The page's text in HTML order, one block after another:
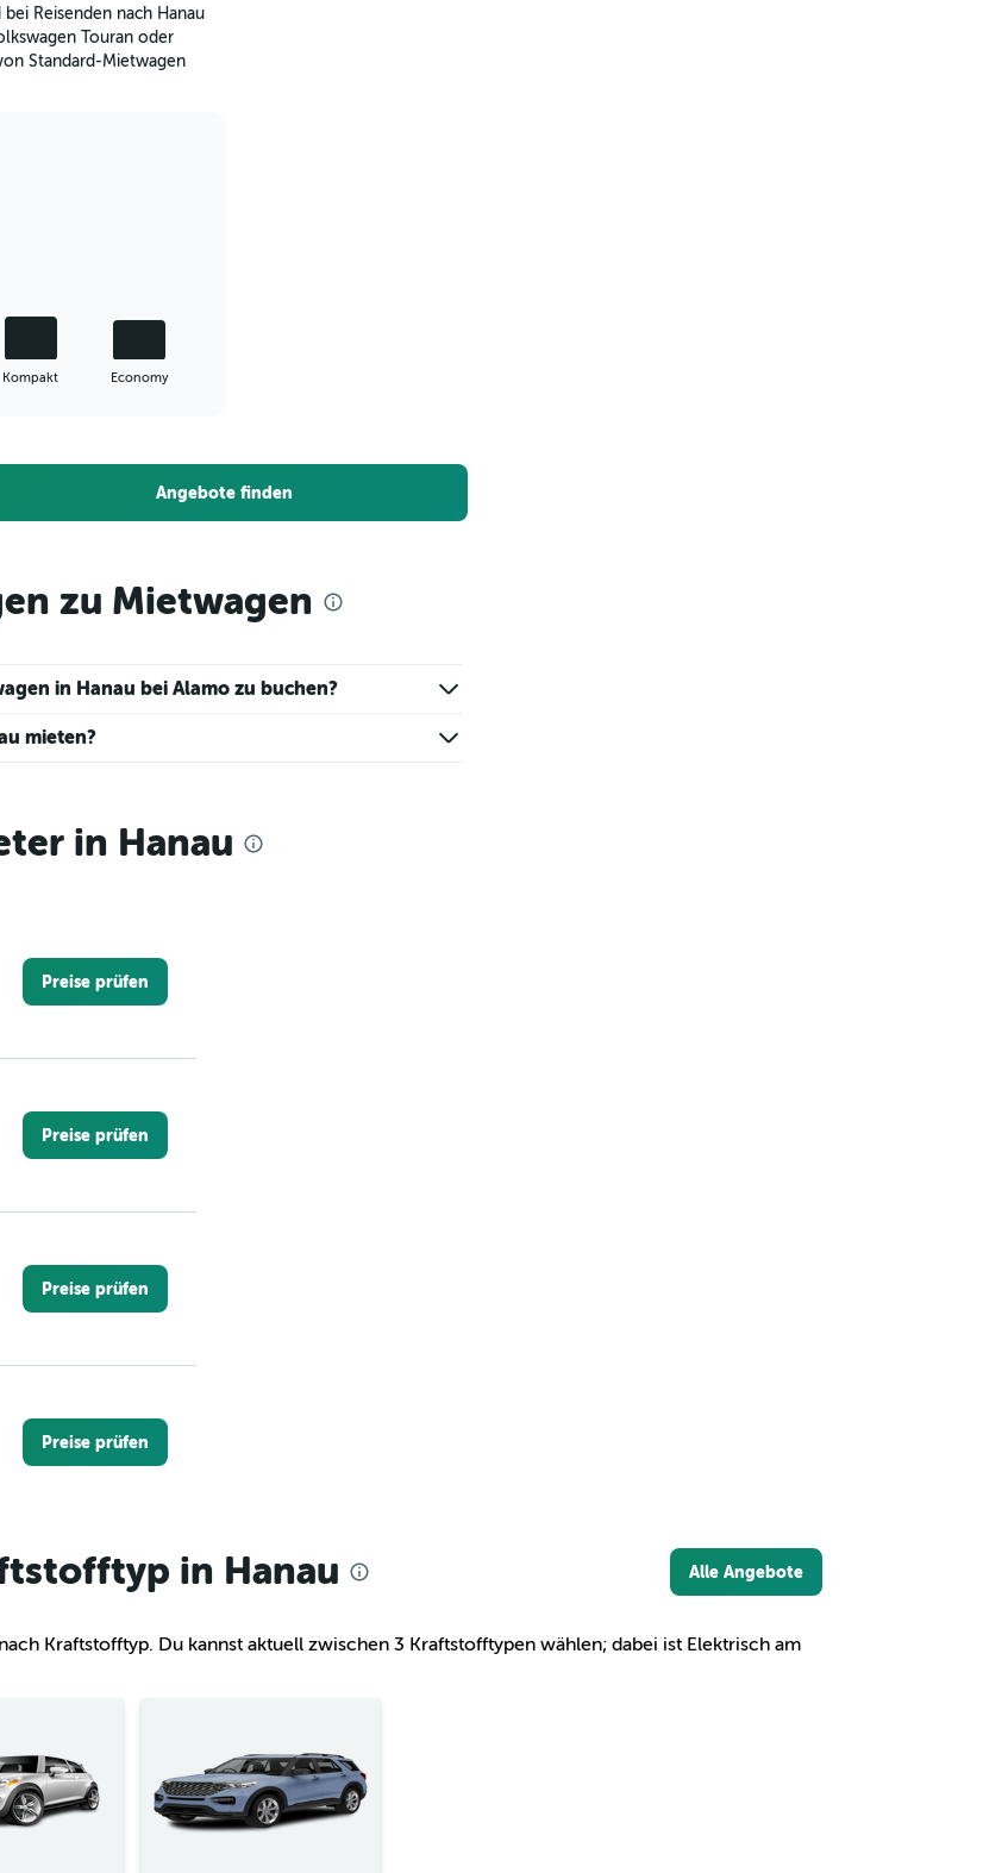
Reisenden nach Hanau
Touran oder
Standard-Mietwagen
Kompakt Economy
Angebote finden
zu Mietwagen
in Hanau bei Alamo zu buchen?
mieten?
in Hanau
Preise prüfen
Preise prüfen
Preise prüfen
Preise prüfen
Preise prüfen
in Hanau Alle Angebote
Kraftstofftyp. Du kannst aktuell zwischen 3 Kraftstofftypen wählen; dabei ist Elektrisch am